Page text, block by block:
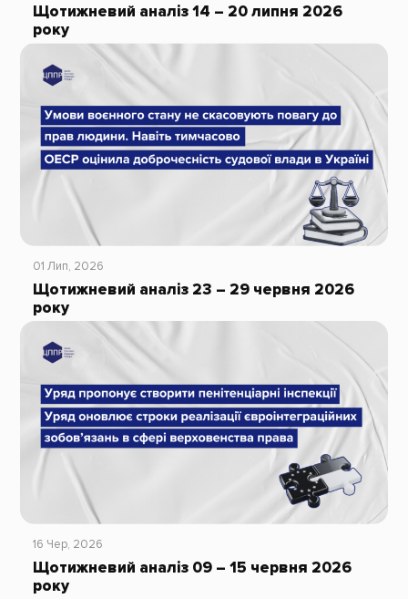
Щотижневий аналіз 14 – 20 липня 2026
року
01 Лип, 2026
Щотижневий аналіз 23 – 29 червня 2026
року
16 Чер, 2026
Щотижневий аналіз 09 – 15 червня 2026
року